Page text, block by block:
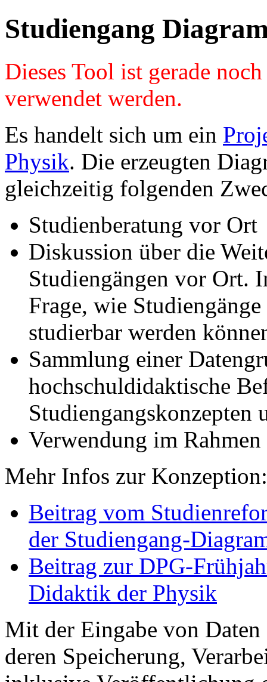
Studiengang
Dieses Tool ist gerade
verwendet werden.
Es handelt sich um ein
Physik. Die erzeugten
gleichzeitig folgenden
Studienberatung vor Ort
Diskussion über die
Studiengängen vor Ort.
Frage, wie
studierbar werden
Sammlung einer
hochschuldidaktische
Studiengangskonzepten
Verwendung im
Mehr Infos zur Konzeption:
Beitrag vom
der Studiengang-
Beitrag zur DPG-
Didaktik der Physik
Mit der Eingabe von Daten
deren Speicherung,